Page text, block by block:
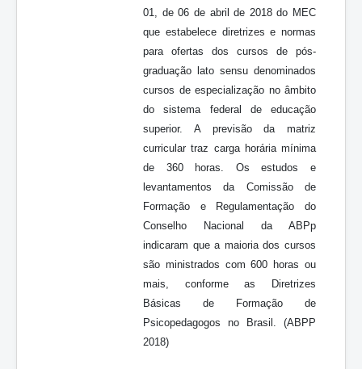
01, de 06 de abril de 2018 do MEC
que estabelece diretrizes e normas
para ofertas dos cursos de pós-
graduação lato sensu denominados
cursos de especialização no âmbito
do sistema federal de educação
superior. A previsão da matriz
curricular traz carga horária mínima
de 360 horas. Os estudos e
levantamentos da Comissão de
Formação e Regulamentação do
Conselho Nacional da ABPp
indicaram que a maioria dos cursos
são ministrados com 600 horas ou
mais, conforme as Diretrizes
Básicas de Formação de
Psicopedagogos no Brasil. (ABPP
2018)